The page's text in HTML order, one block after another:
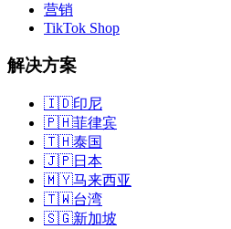
营销
TikTok Shop
解决方案
🇮🇩印尼
🇵🇭菲律宾
🇹🇭泰国
🇯🇵日本
🇲🇾马来西亚
🇹🇼台湾
🇸🇬新加坡